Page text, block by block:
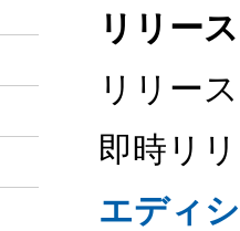
リリー
リリー
即時リ
エディ